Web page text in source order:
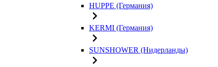
HUPPE (Германия)
KERMI (Германия)
SUNSHOWER (Нидерланды)